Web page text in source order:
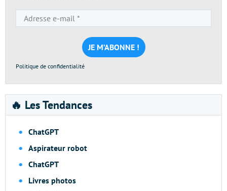
e-
mail
*
Politique de confidentialité
🔥 Les Tendances
ChatGPT
Aspirateur robot
ChatGPT
Livres photos